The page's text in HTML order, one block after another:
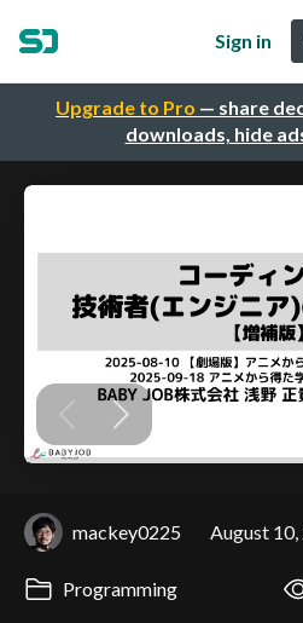
Upgrade to Pro — share
downloads, hide
Sign in
mackey0225 August 10,
Programming